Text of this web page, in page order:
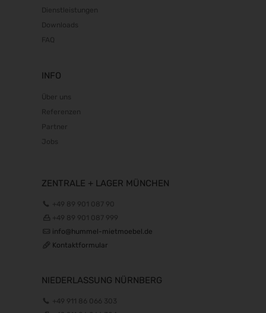
Dienstleistungen
Downloads
FAQ
INFO
Über uns
Referenzen
Partner
Jobs
ZENTRALE + LAGER MÜNCHEN
+49 89 901 087 90
+49 89 901 087 999
info@hummel-mietmoebel.de
Kontaktformular
NIEDERLASSUNG NÜRNBERG
+49 911 86 066 303